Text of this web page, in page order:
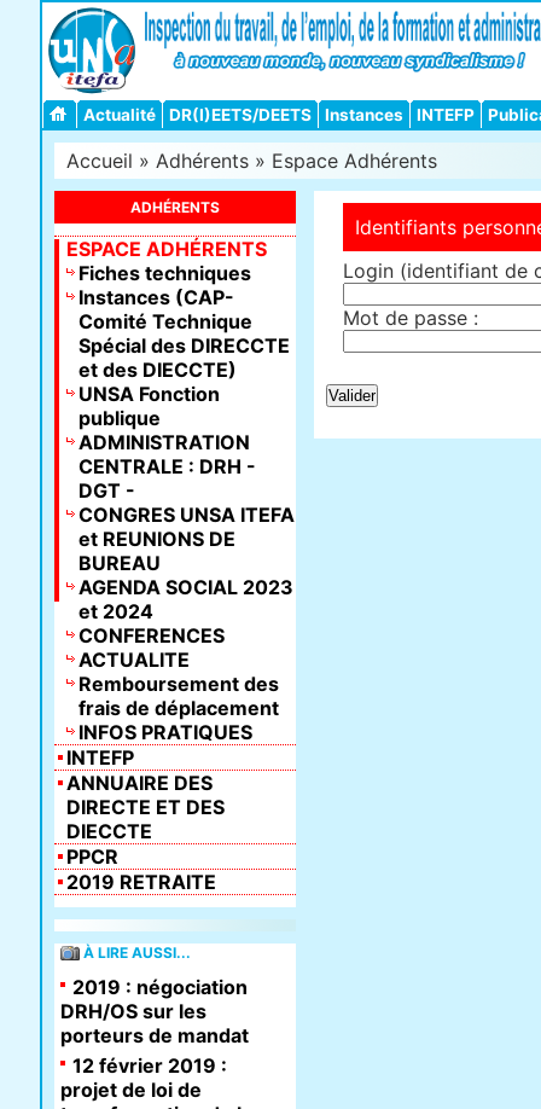
Actualité DR(I)EETS/DEETS Instances INTEFP
Accueil » Adhérents » Espace Adhérents
Identifiants
Login (identifiant de
Mot de passe :
ADHÉRENTS
ESPACE ADHÉRENTS
Fiches techniques
Instances (CAP-
Comité Technique
Spécial des DIRECCTE
et des DIECCTE)
UNSA Fonction
publique
ADMINISTRATION
CENTRALE : DRH -
DGT -
CONGRES UNSA ITEFA
et REUNIONS DE
BUREAU
AGENDA SOCIAL 2023
et 2024
CONFERENCES
ACTUALITE
Remboursement des
frais de déplacement
INFOS PRATIQUES
INTEFP
ANNUAIRE DES
DIRECTE ET DES
DIECCTE
PPCR
2019 RETRAITE
À LIRE AUSSI...
2019 : négociation
DRH/OS sur les
porteurs de mandat
12 février 2019 :
projet de loi de